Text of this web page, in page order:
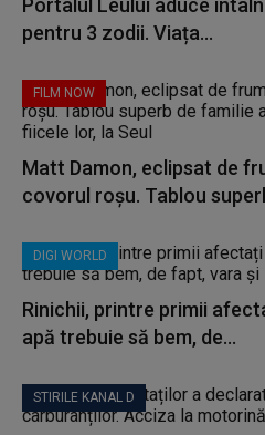
Portalul Leului aduce
pentru 3 zodii. Viața...
FILM NOW
Matt Damon, eclipsat de
covorul roșu. Tablou
DIGI WORLD
Rinichii, printre primii
apă trebuie să bem, de...
STIRILE KANAL D